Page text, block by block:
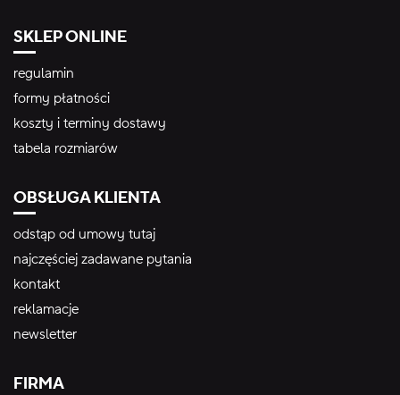
SKLEP ONLINE
regulamin
formy płatności
koszty i terminy dostawy
tabela rozmiarów
OBSŁUGA KLIENTA
odstąp od umowy tutaj
najczęściej zadawane pytania
kontakt
reklamacje
newsletter
FIRMA